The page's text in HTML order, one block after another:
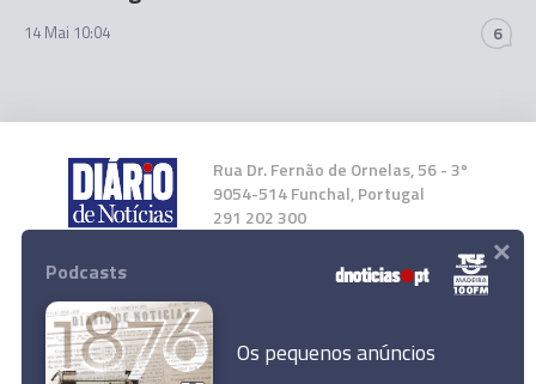
14 Mai 10:04 6
Rua Dr. Fernão de Ornelas, 56 - 3º
9054-514 Funchal, Portugal
291 202 300
Instale a nossa App
Podcasts
Os pequenos anúncios
×